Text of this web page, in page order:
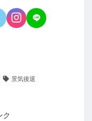
景気後退
ク